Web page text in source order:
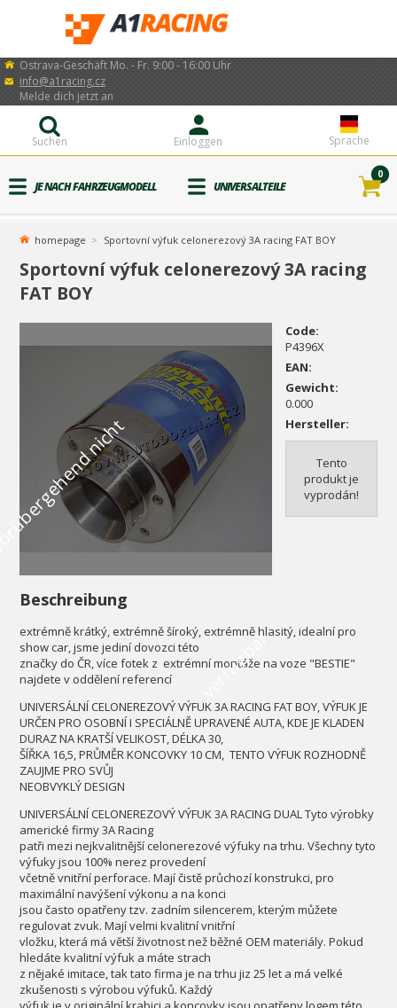
Ostrava-Geschäft Mo. - Fr. 9:00 - 16:00 Uhr
info@a1racing.cz
Sprache
Einloggen
Melde dich jetzt an
Suchen
JE NACH FAHRZEUGMODELL UNIVERSALTEILE
0
homepage Sportovní výfuk celonerezový 3A racing FAT BOY
Sportovní výfuk celonerezový 3A racing
FAT BOY
r
Code:
P4396X
EAN:
Gewicht:
0.000
Hersteller:
Tento
produkt je
vyprodán!
Beschreibung
extrémně krátký, extrémně šíroký, extrémně hlasitý, idealní pro
show car, jsme jediní dovozci této
značky do ČR, více fotek z extrémní montáže na voze "BESTIE"
najdete v oddělení referencí
UNIVERSÁLNÍ CELONEREZOVÝ VÝFUK 3A RACING FAT BOY, VÝFUK JE
URČEN PRO OSOBNÍ I SPECIÁLNĚ UPRAVENÉ AUTA, KDE JE KLADEN
DURAZ NA KRATŠÍ VELIKOST, DÉLKA 30,
ŠÍŘKA 16,5, PRŮMĚR KONCOVKY 10 CM, TENTO VÝFUK ROZHODNĚ
ZAUJME PRO SVŮJ
NEOBVYKLÝ DESIGN
UNIVERSÁLNÍ CELONEREZOVÝ VÝFUK 3A RACING DUAL Tyto výrobky
americké firmy 3A Racing
patři mezi nejkvalitnější celonerezové výfuky na trhu. Všechny tyto
výfuky jsou 100% nerez provedení
včetně vnitřní perforace. Mají čistě průchozí konstrukci, pro
maximální navýšení výkonu a na konci
jsou často opatřeny tzv. zadním silencerem, kterým můžete
regulovat zvuk. Mají velmi kvalitní vnitřní
vložku, která má větší životnost než běžné OEM materiály. Pokud
hledáte kvalitní výfuk a máte strach
z nějaké imitace, tak tato firma je na trhu jiz 25 let a má velké
zkušenosti s výrobou výfuků. Každý